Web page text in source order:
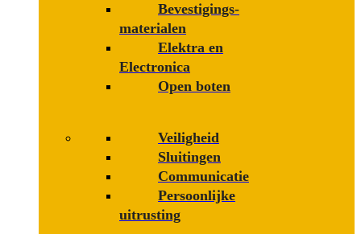
Bevestigings­­
materialen
Elektra en
Electronica
Open boten
Veiligheid
Sluitingen
Communicatie
Persoonlijke
uitrusting